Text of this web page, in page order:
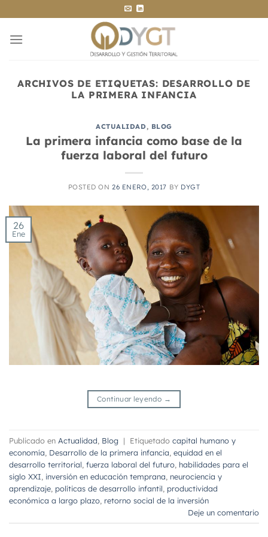
al
contenido
ARCHIVOS DE ETIQUETAS: DESARROLLO DE
LA PRIMERA INFANCIA
ACTUALIDAD, BLOG
La primera infancia como base de la
fuerza laboral del futuro
POSTED ON26 ENERO, 2017 BY DYGT
26
Ene
Continuar leyendo →
Publicado en Actualidad Blog | Etiquetado capital humano y
economía Desarrollo de la primera infancia equidad en el
desarrollo territorial fuerza laboral del futuro habilidades para el
siglo XXI inversión en educación temprana neurociencia y
aprendizaje políticas de desarrollo infantil productividad
económica a largo plazo retorno social de la inversión
Deje un comentario